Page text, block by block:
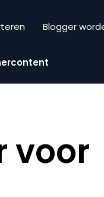
Blogger
voor